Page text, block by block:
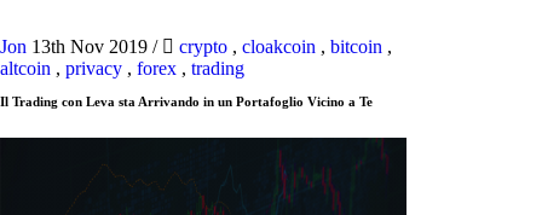
Jon 13th Nov 2019 / crypto , cloakcoin , bitcoin ,
altcoin , privacy , forex , trading
Il Trading con Leva sta Arrivando in un Portafoglio Vicino a Te